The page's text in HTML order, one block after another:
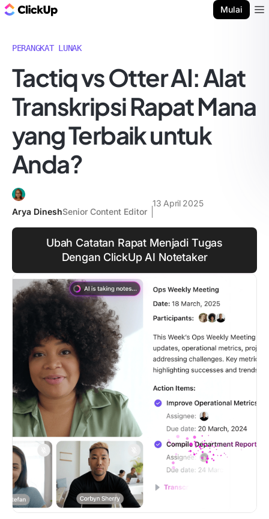
Mulai
PERANGKAT LUNAK
Tactiq vs Otter AI: Alat
Transkripsi Rapat Mana
yang Terbaik untuk
Anda?
Arya DineshSenior Content Editor
13 April 2025
Ubah Catatan Rapat Menjadi Tugas
Dengan ClickUp AI Notetaker